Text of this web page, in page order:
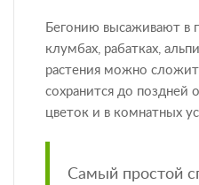
Бегонию высаживают в
клумбах, рабатках,
растения можно
сохранится до поздней
цветок и в комнатных
Самый простой